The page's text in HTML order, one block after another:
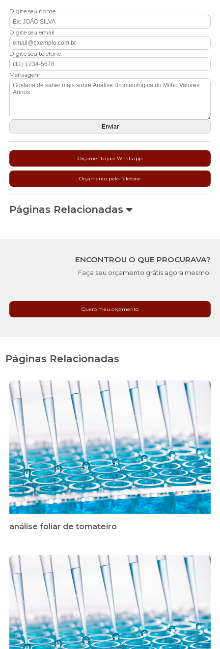
Digite seu nome
Digite seu email
Digite seu telefone
Mensagem
Orçamento por Whatsapp
Orçamento pelo Telefone
Páginas Relacionadas
ENCONTROU O QUE PROCURAVA?
Faça seu orçamento grátis agora mesmo!
Quero meu orçamento
Páginas Relacionadas
análise foliar de tomateiro